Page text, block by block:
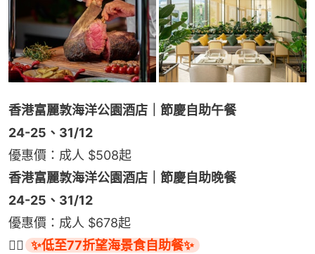
香港富麗敦海洋公園酒店｜節慶自助午餐
24-25、31/12
優惠價：成人 $508起
香港富麗敦海洋公園酒店｜節慶自助晚餐
24-25、31/12
優惠價：成人 $678起
👉🏻 ✨低至77折望海景食自助餐✨